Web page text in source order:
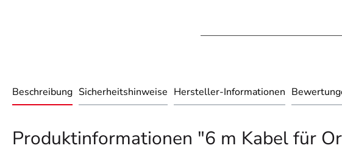
Beschreibung Sicherheitshinweise Hersteller-Informationen
Produktinformationen "6 m Kabel für